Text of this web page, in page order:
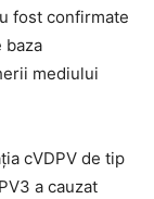
fost confirmate
baza
mediului
cVDPV de tip
a cauzat